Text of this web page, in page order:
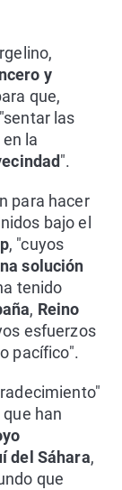
y
que,
las
la
".
para hacer
bajo el
, "cuyos
solución
tenido
, Reino
esfuerzos
pacífico".
han
del Sáhara,
que